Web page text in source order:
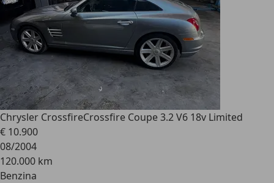
Chrysler CrossfireCrossfire Coupe 3.2 V6 18v Limited
€ 10.900
08/2004
120.000 km
Benzina